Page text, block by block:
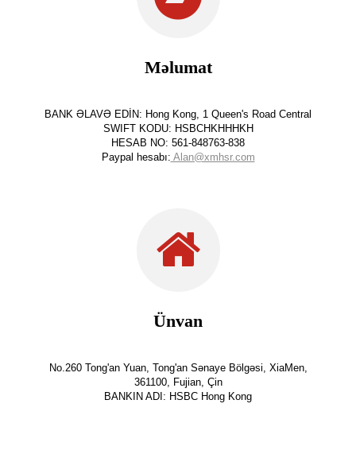
Məlumat
BANK ƏLAVƏ EDİN: Hong Kong, 1 Queen's Road Central
SWIFT KODU: HSBCHKHHHKH
HESAB NO: 561-848763-838
Paypal hesabı: Alan@xmhsr.com
Ünvan
No.260 Tong'an Yuan, Tong'an Sənaye Bölgəsi, XiaMen,
361100, Fujian, Çin
BANKIN ADI: HSBC Hong Kong